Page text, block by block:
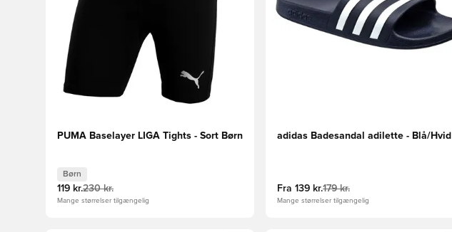
PUMA Baselayer LIGA Tights - Sort Børn
Børn
119 kr.230 kr.
Mange størrelser tilgængelig
adidas Badesandal adilette - Blå/Hvid
Fra 139 kr.179 kr.
Mange størrelser tilgængelig